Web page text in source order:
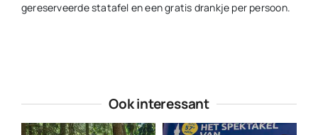
gereserveerde statafel en een gratis drankje per persoon.
Ook interessant